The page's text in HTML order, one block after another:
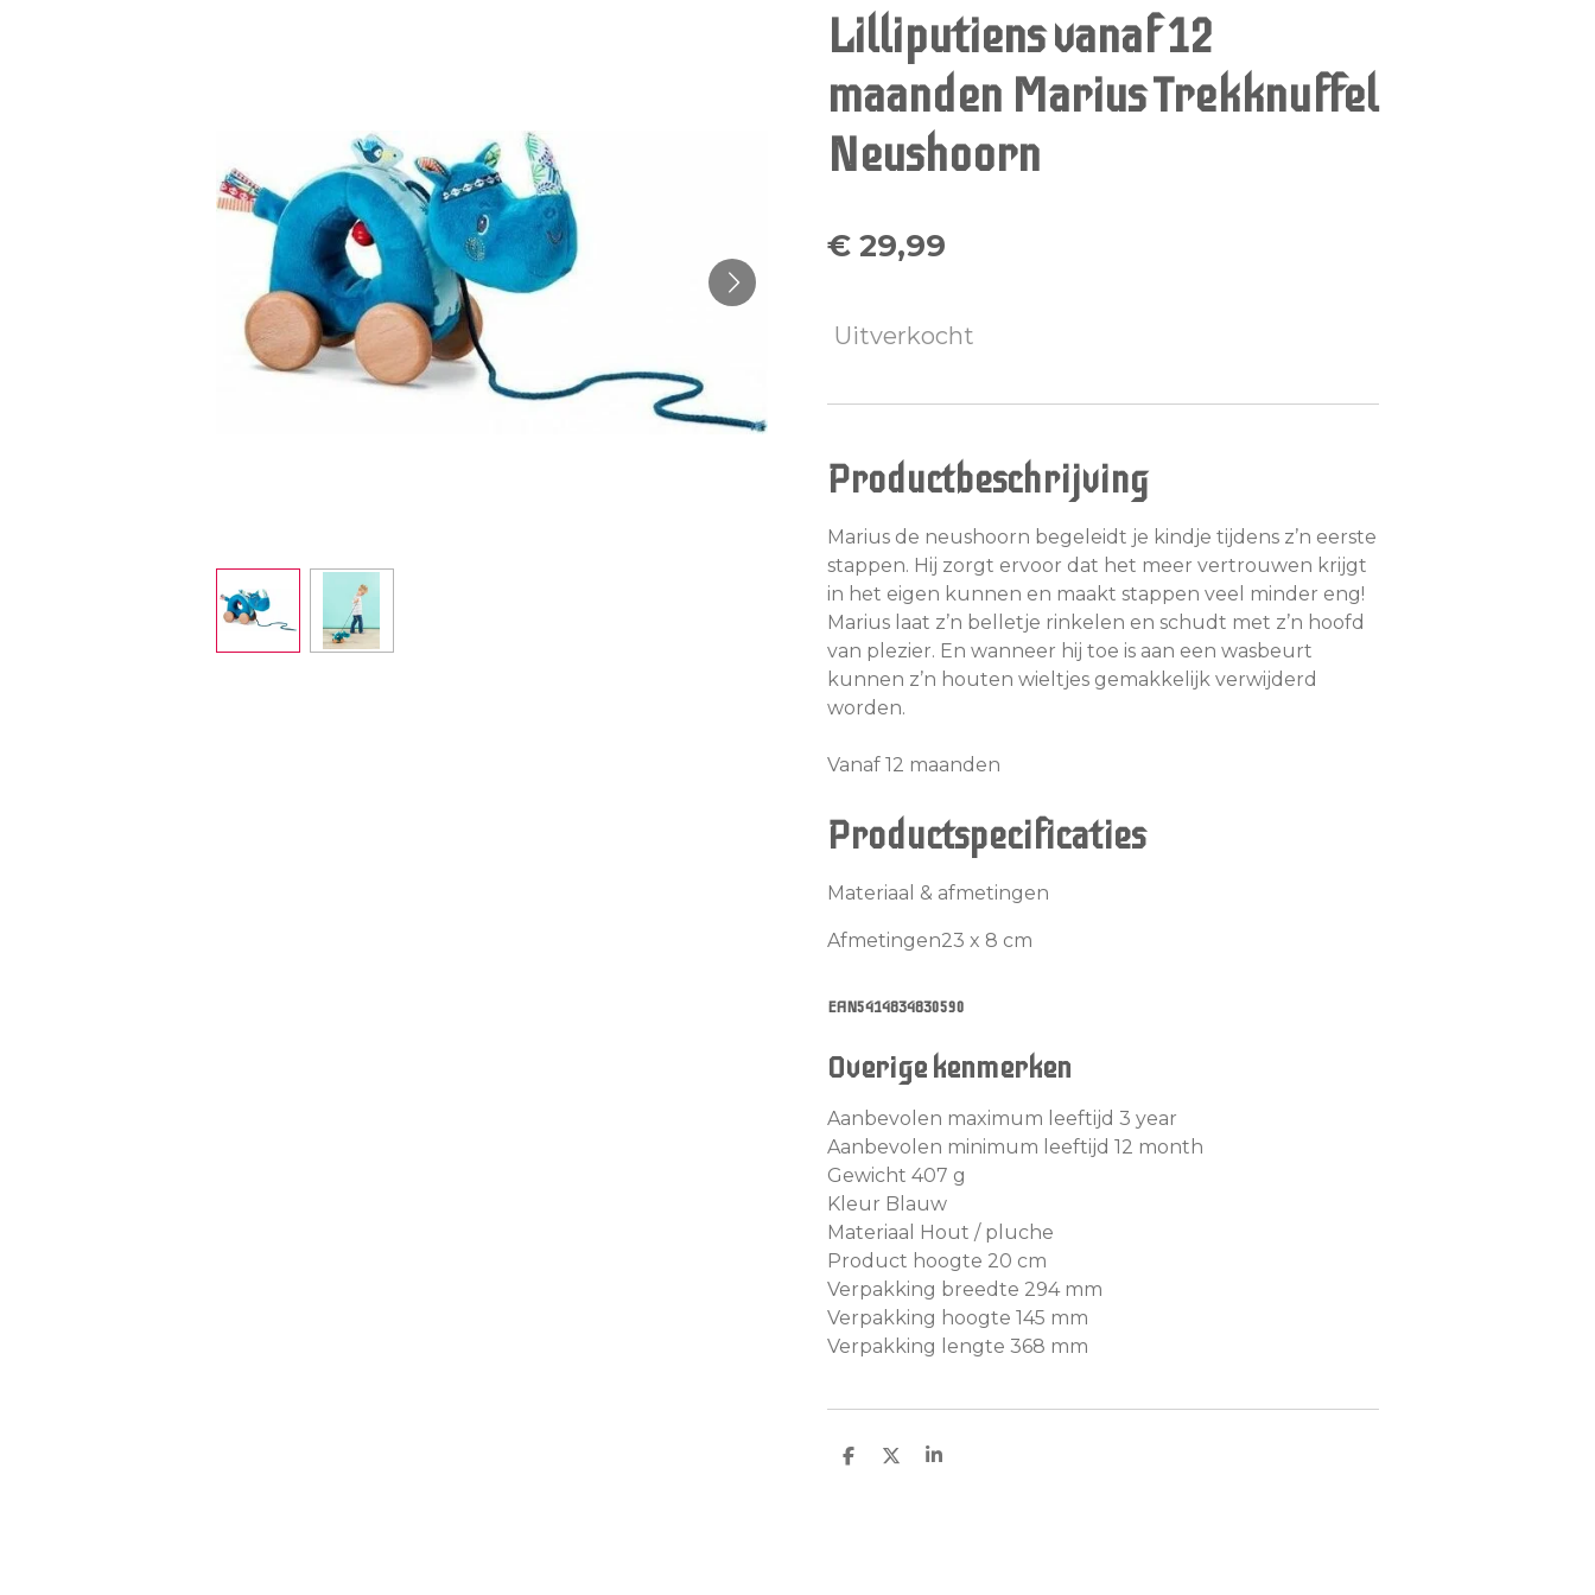
Lilliputiens vanaf 12
maanden Marius Trekknuffel
Neushoorn
€ 29,99
Uitverkocht
Productbeschrijving
Marius de neushoorn begeleidt je kindje tijdens z’n eerste
stappen. Hij zorgt ervoor dat het meer vertrouwen krijgt
in het eigen kunnen en maakt stappen veel minder eng!
Marius laat z’n belletje rinkelen en schudt met z’n hoofd
van plezier. En wanneer hij toe is aan een wasbeurt
kunnen z’n houten wieltjes gemakkelijk verwijderd
worden.
Vanaf 12 maanden
Productspecificaties
Materiaal & afmetingen
Afmetingen23 x 8 cm
EAN5414834830590
Overige kenmerken
Aanbevolen maximum leeftijd 3 year
Aanbevolen minimum leeftijd 12 month
Gewicht 407 g
Kleur Blauw
Materiaal Hout / pluche
Product hoogte 20 cm
Verpakking breedte 294 mm
Verpakking hoogte 145 mm
Verpakking lengte 368 mm
D
D
S